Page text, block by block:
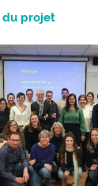
du projet